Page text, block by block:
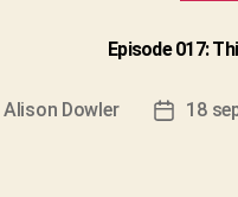
Episode 017:
Alison Dowler
Date
18